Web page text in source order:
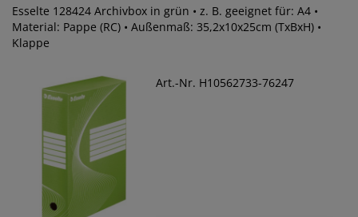
Esselte 128424 Archivbox in grün • z. B. geeignet für: A4 •
Material: Pappe (RC) • Außenmaß: 35,2x10x25cm (TxBxH) •
Klappe
Art.-Nr. H10562733-76247